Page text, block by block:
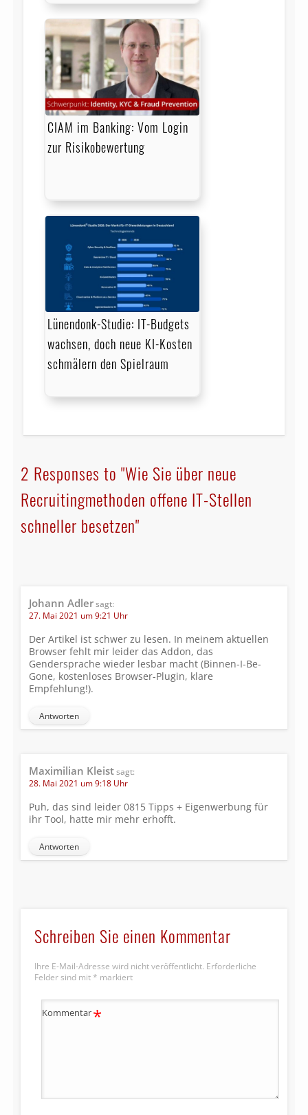
CIAM im Banking: Vom Login
zur Risikobewertung
Lünendonk-Studie: IT-Budgets
wachsen, doch neue KI-Kosten
schmälern den Spielraum
2 Responses to "Wie Sie über neue
Recruiting­methoden offene IT-Stellen
schneller besetzen"
Johann Adlersagt:
27. Mai 2021 um 9:21 Uhr
Der Artikel ist schwer zu lesen. In meinem aktuellen
Browser fehlt mir leider das Addon, das
Gendersprache wieder lesbar macht (Binnen-I-Be-
Gone, kostenloses Browser-Plugin, klare
Empfehlung!).
Antworten
Maximilian Kleistsagt:
28. Mai 2021 um 9:18 Uhr
Puh, das sind leider 0815 Tipps + Eigenwerbung für
ihr Tool, hatte mir mehr erhofft.
Antworten
Schreiben Sie einen Kommentar
Ihre E-Mail-Adresse wird nicht veröffentlicht. Erforderliche
Felder sind mit * markiert
Kommentar*